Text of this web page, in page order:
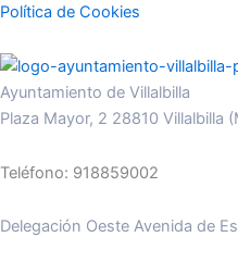
Política de Cookies
Ayuntamiento de Villalbilla
Plaza Mayor, 2 28810 Villalbilla
Teléfono: 918859002
Delegación Oeste Avenida de